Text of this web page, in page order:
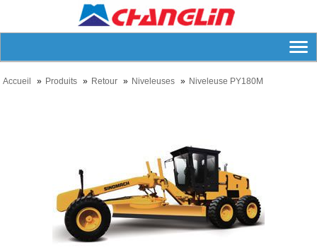
Accueil Produits Retour Niveleuses Niveleuse PY180M